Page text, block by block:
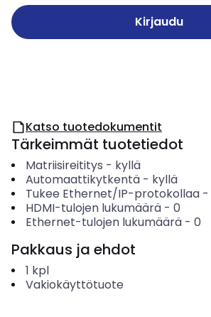
Kirjaudu
Katso tuotedokumentit
Tärkeimmät tuotetiedot
Matriisireititys - kyllä
Automaattikytkentä- kyllä
Tukee Ethernet/IP-protokollaa-
HDMI-tulojen lukumäärä- 0
Ethernet-tulojen lukumäärä- 0
Pakkaus ja ehdot
1 kpl
Vakiokäyttötuote